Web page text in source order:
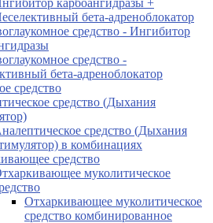
бета-адреноблокатор
средство - Ингибитор
средство -
бета-адреноблокатор
средство
средство (Дыхания
средство (Дыхания
в комбинациях
средство
муколитическое
Отхаркивающее муколитическое
средство комбинированное